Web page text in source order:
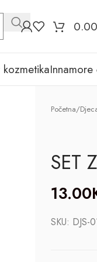
0.00
Početna/
SET
13.00
SKU: DJS-